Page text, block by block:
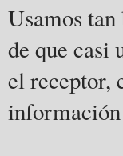
Usamos
de que casi
el receptor,